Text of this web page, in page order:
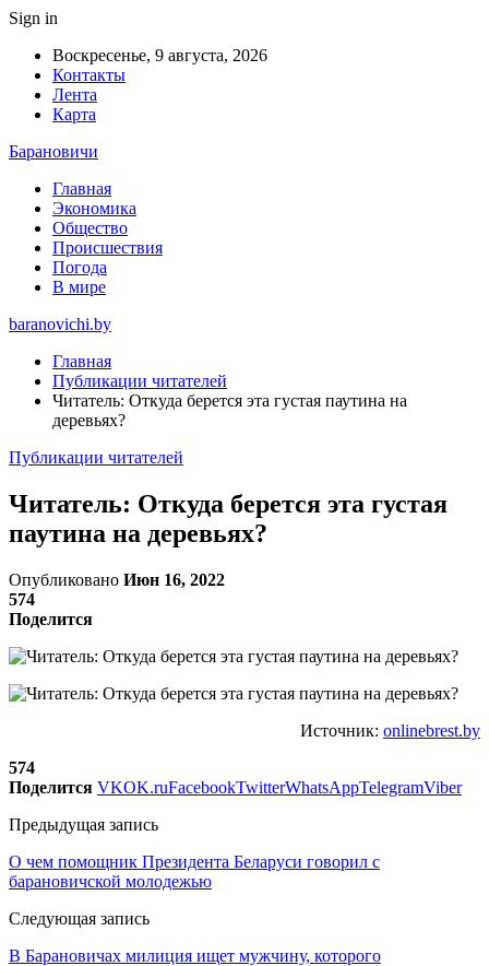
Sign in
Воскресенье, 9 августа, 2026
Контакты
Лента
Карта
Барановичи
Главная
Экономика
Общество
Происшествия
Погода
В мире
baranovichi.by
Главная
Публикации читателей
Читатель: Откуда берется эта густая паутина на
деревьях?
Публикации читателей
Читатель: Откуда берется эта густая
паутина на деревьях?
Опубликовано Июн 16, 2022
574
Поделится
Источник: onlinebrest.by
574
Поделится VKOK.ruFacebookTwitterWhatsAppTelegramViber
Предыдущая запись
О чем помощник Президента Беларуси говорил с
барановичской молодежью
Следующая запись
В Барановичах милиция ищет мужчину, которого